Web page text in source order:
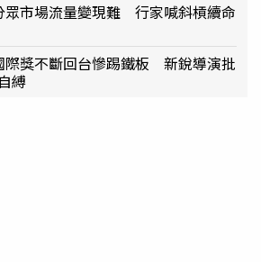
眾市場流量變現難 行家喊斜槓續命
際獎不斷回台慘踢鐵板 新銳導演批
縛